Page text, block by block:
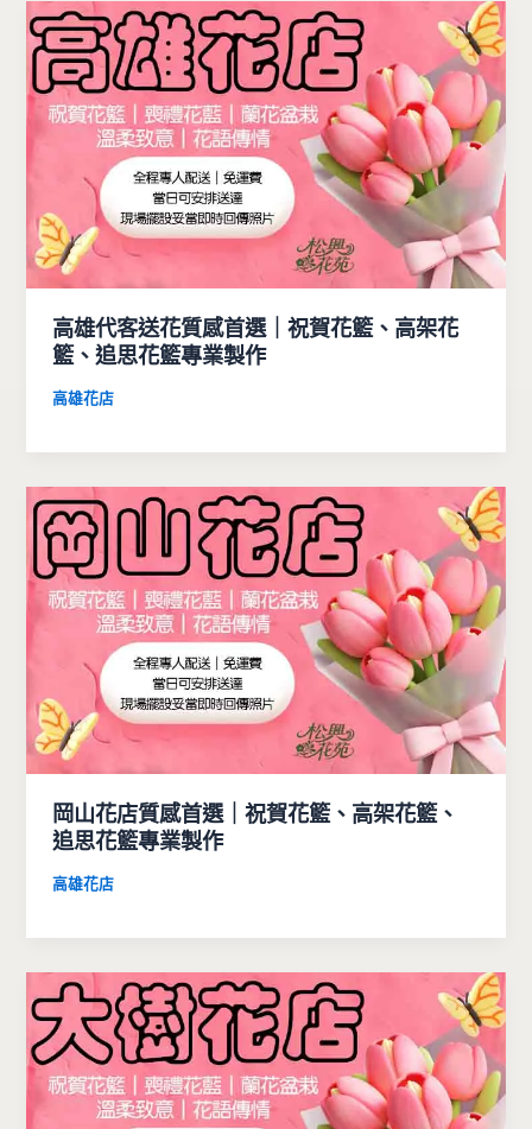
高雄代客送花質感首選｜祝賀花籃、高架花
籃、追思花籃專業製作
高雄花店
岡山花店質感首選｜祝賀花籃、高架花籃、
追思花籃專業製作
高雄花店